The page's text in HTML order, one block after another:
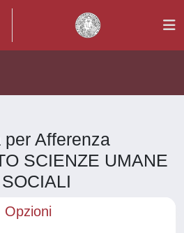
per Afferenza
SCIENZE UMANE
Opzioni